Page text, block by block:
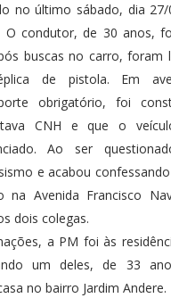
no último sábado, dia 27/
O condutor, de 30 anos,
buscas no carro, foram
de pistola. Em
obrigatório, foi
CNH e que o
Ao ser
e acabou
Avenida Francisco
dois colegas.
a PM foi às
um deles, de 33
no bairro Jardim Andere.